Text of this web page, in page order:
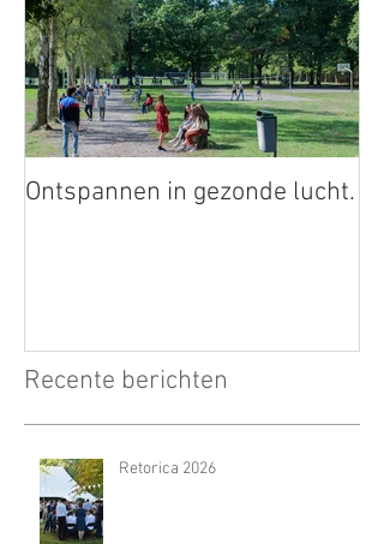
Ontspannen in gezonde lucht.
Recente berichten
Retorica 2026